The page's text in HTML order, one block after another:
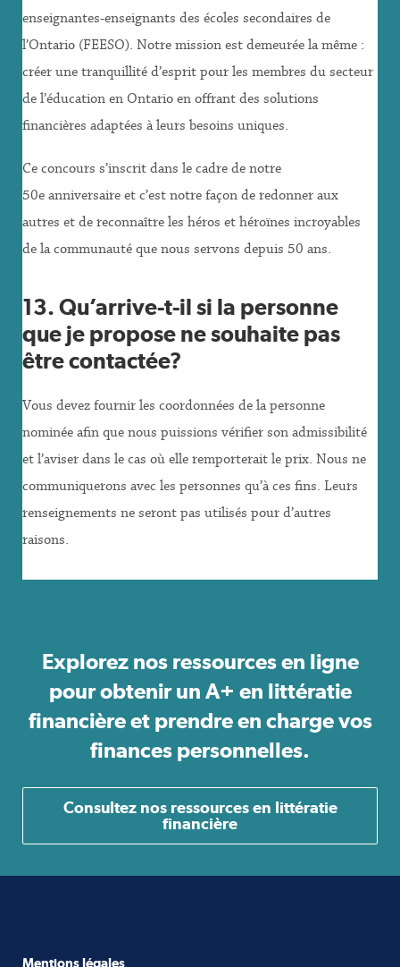
enseignantes-enseignants des écoles secondaires de
l’Ontario (FEESO). Notre mission est demeurée la même :
créer une tranquillité d’esprit pour les membres du secteur
de l’éducation en Ontario en offrant des solutions
financières adaptées à leurs besoins uniques.
Ce concours s’inscrit dans le cadre de notre
50e anniversaire et c’est notre façon de redonner aux
autres et de reconnaître les héros et héroïnes incroyables
de la communauté que nous servons depuis 50 ans.
13. Qu’arrive-t-il si la personne
que je propose ne souhaite pas
être contactée?
Vous devez fournir les coordonnées de la personne
nominée afin que nous puissions vérifier son admissibilité
et l’aviser dans le cas où elle remporterait le prix. Nous ne
communiquerons avec les personnes qu’à ces fins. Leurs
renseignements ne seront pas utilisés pour d’autres
raisons.
Explorez nos ressources en ligne
pour obtenir un A+ en littératie
financière et prendre en charge vos
finances personnelles.
Consultez nos ressources en littératie
financière
Mentions légales